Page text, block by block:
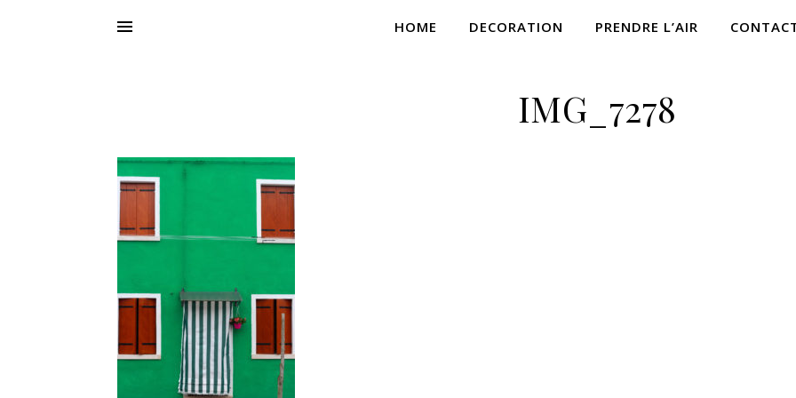
HOME DECORATION PRENDRE L’AIR
IMG_7278